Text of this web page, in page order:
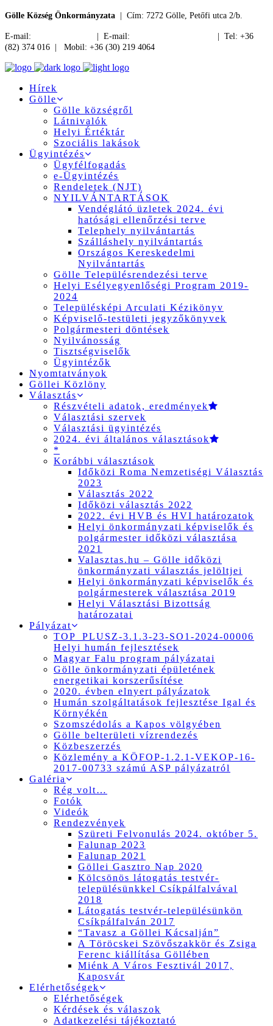
Gölle Község Önkormányzata | Cím: 7272 Gölle, Petőfi utca 2/b.
E-mail: | E-mail:
| Tel: +36
(82) 374 016 | Mobil: +36 (30) 219 4064
Hírek
Gölle
Gölle községről
Látnivalók
Helyi Értéktár
Szociális lakások
Ügyintézés
Ügyfélfogadás
e-Ügyintézés
Rendeletek (NJT)
NYILVÁNTARTÁSOK
Vendéglátó üzletek 2024. évi
hatósági ellenőrzési terve
Telephely nyilvántartás
Szálláshely nyilvántartás
Országos Kereskedelmi
Nyilvántartás
Gölle Településrendezési terve
Helyi Esélyegyenlőségi Program 2019-
2024
Településképi Arculati Kézikönyv
Képviselő-testületi jegyzőkönyvek
Polgármesteri döntések
Nyilvánosság
Tisztségviselők
Ügyintézők
Nyomtatványok
Göllei Közlöny
Választás
Részvételi adatok, eredmények
Választási szervek
Választási ügyintézés
2024. évi általános választások
*
Korábbi választások
Időközi Roma Nemzetiségi Választás
2023
Választás 2022
Időközi választás 2022
2022. évi HVB és HVI határozatok
Helyi önkormányzati képviselők és
polgármester időközi választása
2021
Valasztas.hu – Gölle időközi
önkormányzati választás jelöltjei
Helyi önkormányzati képviselők és
polgármesterek választása 2019
Helyi Választási Bizottság
határozatai
Pályázat
TOP_PLUSZ-3.1.3-23-SO1-2024-00006
Helyi humán fejlesztések
Magyar Falu program pályázatai
Gölle önkormányzati épületének
energetikai korszerűsítése
2020. évben elnyert pályázatok
Humán szolgáltatások fejlesztése Igal és
Környékén
Szomszédolás a Kapos völgyében
Gölle belterületi vízrendezés
Közbeszerzés
Közlemény a KÖFOP-1.2.1-VEKOP-16-
2017-00733 számú ASP pályázatról
Galéria
Rég volt…
Fotók
Videók
Rendezvények
Szüreti Felvonulás 2024. október 5.
Falunap 2023
Falunap 2021
Göllei Gasztro Nap 2020
Kölcsönös látogatás testvér-
településünkkel Csíkpálfalvával
2018
Látogatás testvér-településünkön
Csíkpálfalván 2017
“Tavasz a Göllei Kácsalján”
A Töröcskei Szövőszakkör és Zsiga
Ferenc kiállítása Göllében
Miénk A Város Fesztivál 2017,
Kaposvár
Elérhetőségek
Elérhetőségek
Kérdések és válaszok
Adatkezelési tájékoztató